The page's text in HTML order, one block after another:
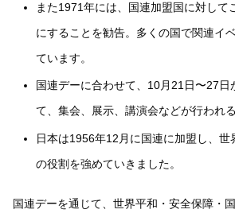
また1971年には、国連加盟国に対して
にすることを勧告。多くの国で関連イ
ています。
国連デーに合わせて、10月21日〜27日
て、集会、展示、講演会などが行われ
日本は1956年12月に国連に加盟し、世
の役割を強めていきました。
国連デーを通じて、世界平和・安全保障・